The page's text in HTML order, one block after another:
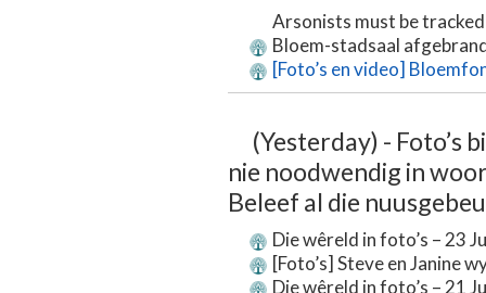
Arsonists must be
Bloem-stadsaal
[Foto’s en video]
(Yesterday) - Foto’s
nie noodwendig in
Beleef al die
Die wêreld in foto’s – 23
[Foto’s] Steve en Janine
Die wêreld in foto’s – 21